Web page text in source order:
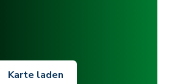
Karte laden